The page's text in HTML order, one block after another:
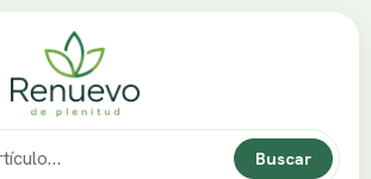
Buscar